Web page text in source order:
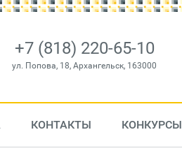
+7 (818) 220-65-10
ул. Попова, 18, Архангельск, 163000
КОНТАКТЫ КОНКУРСЫ